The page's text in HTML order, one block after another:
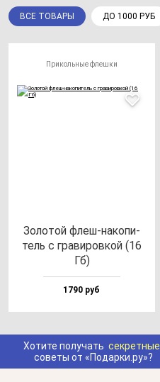
ВСЕ ТОВАРЫ ДО 1000 РУБ
Прикольные флешки
Золо­той флеш-на­ко­пи­
тель с гра­ви­ров­кой (16
Гб)
1790 руб
Хотите получать секретные
советы от «Подарки.ру»?